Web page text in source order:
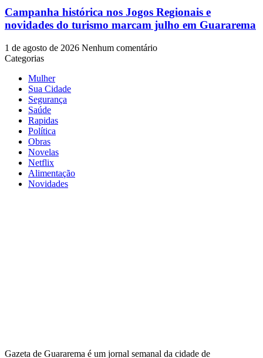
Campanha histórica nos Jogos Regionais e
novidades do turismo marcam julho em Guararema
1 de agosto de 2026 Nenhum comentário
Categorias
Mulher
Sua Cidade
Segurança
Saúde
Rapidas
Política
Obras
Novelas
Netflix
Alimentação
Novidades
Gazeta de Guararema é um jornal semanal da cidade de